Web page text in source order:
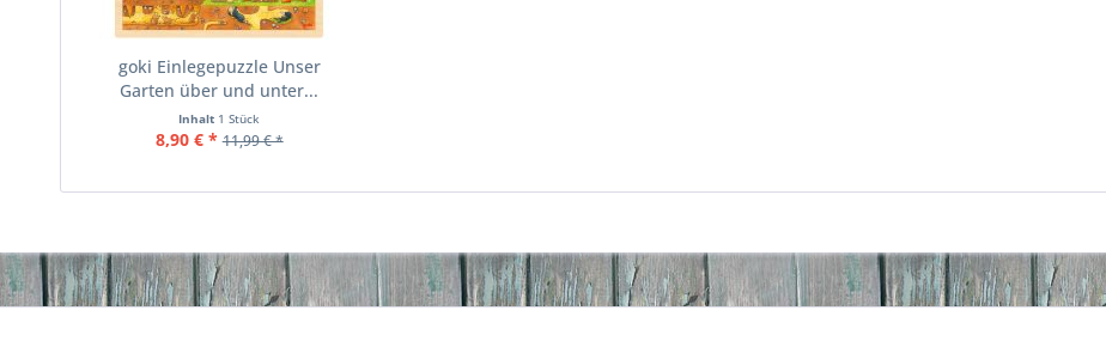
goki Einlegepuzzle Unser
Garten über und unter...
Inhalt 1 Stück
8,90 € * 11,99 € *